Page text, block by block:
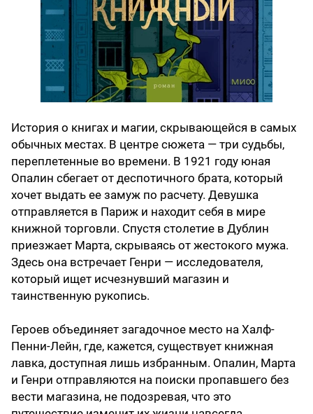
История о книгах и магии, скрывающейся в самых
обычных местах. В центре сюжета — три судьбы,
переплетенные во времени. В 1921 году юная
Опалин сбегает от деспотичного брата, который
хочет выдать ее замуж по расчету. Девушка
отправляется в Париж и находит себя в мире
книжной торговли. Спустя столетие в Дублин
приезжает Марта, скрываясь от жестокого мужа.
Здесь она встречает Генри — исследователя,
который ищет исчезнувший магазин и
таинственную рукопись.
Героев объединяет загадочное место на Халф-
Пенни-Лейн, где, кажется, существует книжная
лавка, доступная лишь избранным. Опалин, Марта
и Генри отправляются на поиски пропавшего без
вести магазина, не подозревая, что это